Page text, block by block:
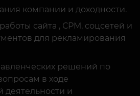
сайта , СРМ, соцсетей и
для рекламирования
решений по
в ходе
и
дохода от результатов